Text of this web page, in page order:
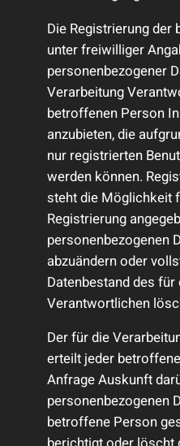
Die Registrierung
unter freiwilliger
personenbezogener
Verarbeitung
betroffenen Person
anzubieten, die
nur registrierten
werden können.
steht die Möglichkeit
Registrierung
personenbezogenen
abzuändern oder
Datenbestand des
Verantwortlichen
Der für die
erteilt jeder
Anfrage Auskunft
personenbezogenen
betroffene Person